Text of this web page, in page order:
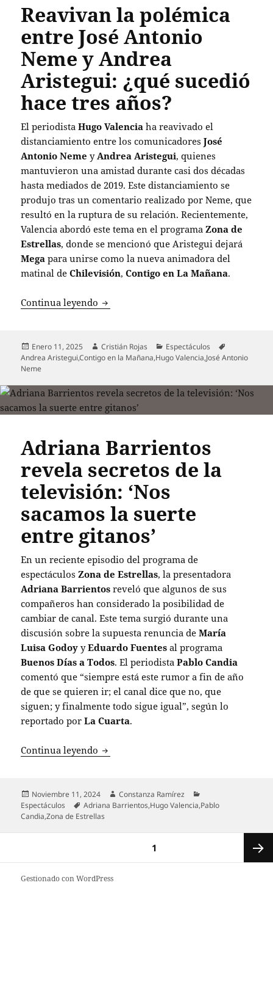
Reavivan la polémica
entre José Antonio
Neme y Andrea
Aristegui: ¿qué sucedió
hace tres años?
El periodistaHugo Valencia ha reavivado el
distanciamiento entre los comunicadoresJosé
Antonio Neme y Andrea Aristegui, quienes
mantuvieron una amistad durante casi dos décadas
hasta mediados de 2019. Este distanciamiento se
produjo tras un comentario realizado por Neme, que
resultó en la ruptura de su relación. Recientemente,
Valencia abordó este tema en el programa Zona de
Estrellas, donde se mencionó que Aristegui dejará
Mega para unirse como la nueva animadora del
matinal deChilevisión,Contigo en La Mañana.
Continua leyendo Reavivan la polémica entre José
Publicado
el
Enero 11, 2025 Autor
Cristián Rojas Categorías
Espectáculos
Andrea Aristegui,Contigo en la Mañana,Hugo Valencia,José Antonio
Neme
Adriana Barrientos
revela secretos de la
televisión: ‘Nos
sacamos la suerte
entre gitanos’
En un reciente episodio del programa de
espectáculos Zona de Estrellas, la presentadora
Adriana Barrientos reveló que algunos de sus
compañeros han considerado la posibilidad de
cambiar de canal. Este tema surgió durante una
discusión sobre la supuesta renuncia deMaría
Luisa Godoy yEduardo Fuentes al programa
Buenos Días a Todos. El periodistaPablo Candia
comentó que “siempre está este rumor a fin de año
de que se quieren ir; el canal dice que no, que
siguen; y finalmente todo sigue igual”, según lo
reportado porLa Cuarta.
Continua leyendo Adriana Barrientos revela secretos de
Publicado
el
Noviembre 11, 2024 Autor
Constanza Ramírez
Espectáculos
Etiquetas
Adriana Barrientos,Hugo Valencia,Pablo
Candia,Zona de Estrellas
1
Gestionado con WordPress